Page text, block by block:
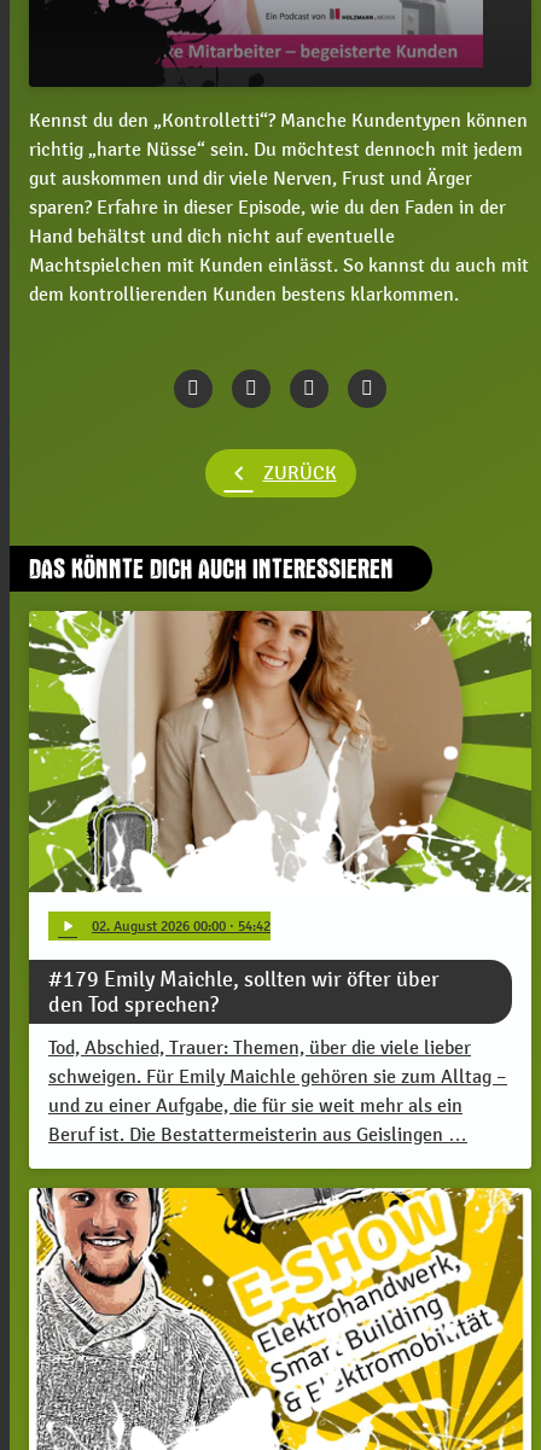
play_arrow #31 Die nervigsten Kundentypen und wie du mit
Ihnen klarkommst – der „Kontrolletti“
00:00 03:27
Kennst du den „Kontrolletti“? Manche Kundentypen können
richtig „harte Nüsse“ sein. Du möchtest dennoch mit jedem
gut auskommen und dir viele Nerven, Frust und Ärger
sparen? Erfahre in dieser Episode, wie du den Faden in der
Hand behältst und dich nicht auf eventuelle
Machtspielchen mit Kunden einlässt. So kannst du auch mit
dem kontrollierenden Kunden bestens klarkommen.
chevron_left ZURÜCK
DAS KÖNNTE DICH AUCH INTERESSIEREN
play_arrow 02. August 2026 00:00 · 54:42
#179 Emily Maichle, sollten wir öfter über
den Tod sprechen?
Tod, Abschied, Trauer: Themen, über die viele lieber
schweigen. Für Emily Maichle gehören sie zum Alltag –
und zu einer Aufgabe, die für sie weit mehr als ein
Beruf ist. Die Bestattermeisterin aus Geislingen …